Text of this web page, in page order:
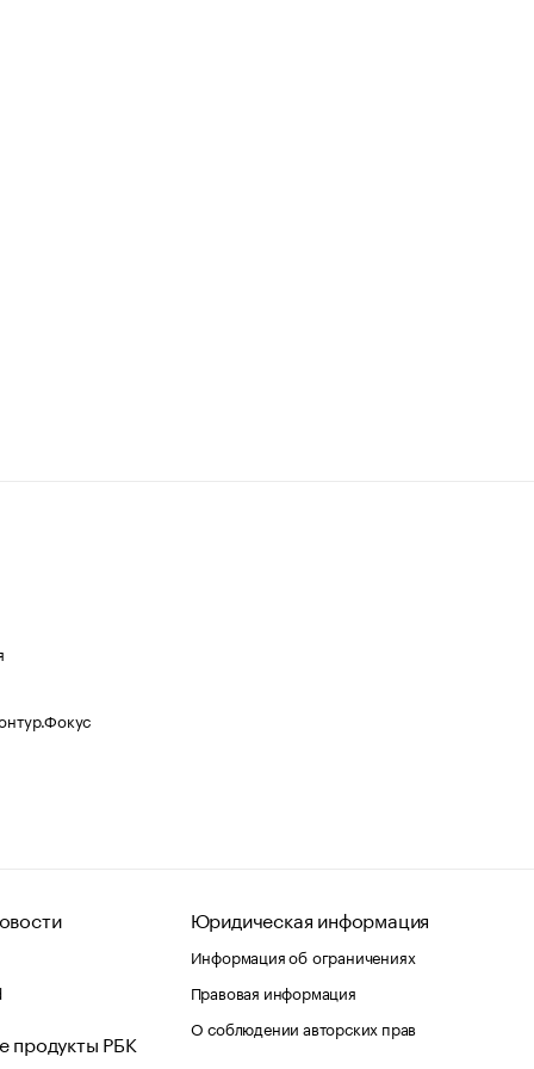
продукты РБК
Юридическая информация
Информация об ограничениях
Правовая информация
О соблюдении авторских прав